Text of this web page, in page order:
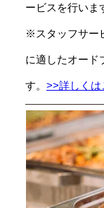
ービスを行いま
※スタッフサー
に適したオード
す。 >>詳しくは